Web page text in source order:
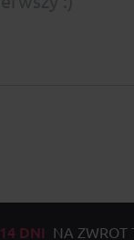
14 DNI NA ZWROT